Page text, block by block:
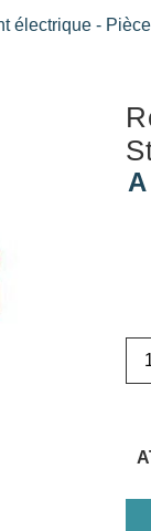
électrique -